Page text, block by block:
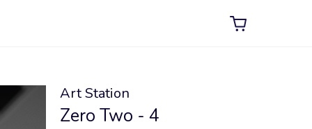
Art Station
Zero Two - 4